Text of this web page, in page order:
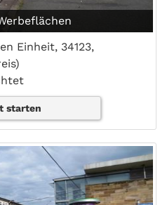
Einheit, 34123,
starten